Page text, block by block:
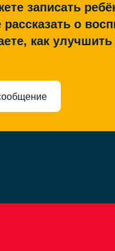
записать
рассказать о
как улучшить